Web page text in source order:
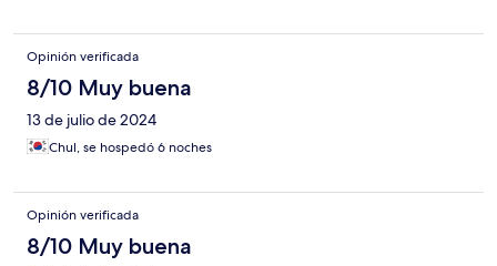
Opinión verificada
8/10 Muy buena
13 de julio de 2024
Chul, se hospedó 6 noches
Opinión verificada
8/10 Muy buena